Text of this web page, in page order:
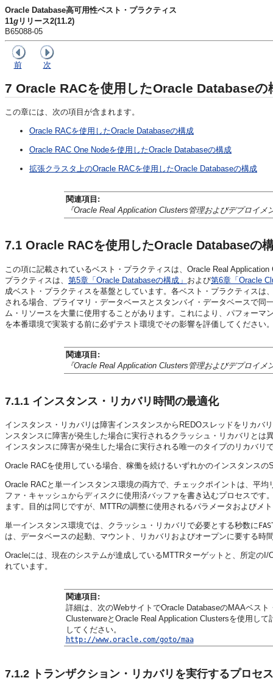
Oracle Database高可用性ベスト・プラクティス
11g リリース2(11.2)
B65088-05
前 次
7 Oracle RACを使用したOracle Databaseの
この章には、次の項目が含まれます。
Oracle RACを使用したOracle Databaseの構成
Oracle RAC One Nodeを使用したOracle Databaseの構成
拡張クラスタ上のOracle RACを使用したOracle Databaseの構成
関連項目:
『Oracle Real Application Clusters管理およびデプロイメ
7.1 Oracle RACを使用したOracle Databaseの
この項に記載されているベスト・プラクティス は、Oracle Real
プラクティスは、 第5章「Oracle Databaseの構成」 および第6章「Oracle
成ベスト・プラクティスを基盤としています。各ベスト・プラクティスは
される場合、プライマリ・データベースとスタンバイ・データベースで
ム・リソースを大量に使用することがあります。これにより、パフォー
を本番環境で実装する前に必ずテスト環境でその影響を評価してください
関連項目:
『Oracle Real Application Clusters管理およびデプロイメ
7.1.1 インスタンス・リカバリ時間の最適化
インスタンス・リカバリは障害インスタンスからREDOスレッドをリカ
ンスタンスに障害が発生した場合に実行されるクラッシュ・リカバリと
インスタンスに障害が発生した場合に実行される唯一のタイプのリカバリ
Oracle RACを使用している場合、稼働を続けるいずれかのインスタンスの
Oracle RACと単一インスタンス環境の両方で、 チェックポイントは、平均
ファ・キャッシュからディスクに使用済バッファを書き込むプロセスで
ます。目的は同じですが、MTTRの調整に使用されるパラメータおよびメ
単一インスタンス環境では、クラッシュ・リカバリで必要とする秒数に
は、データベースの起動、マウント、リカバリおよびオープンに要する時
Oracleには、現在のシステムが達成しているMTTRターゲットと、所定の
れています。
関連項目:
詳細は、次のWebサイトでOracle DatabaseのMAAベス
ClusterwareとOracle Real Application Clustersを使用し
してください。
http://www.oracle.com/goto/maa
7.1.2 トランザクション・リカバリを実行するプロセ